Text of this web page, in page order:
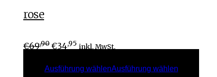
rose
€69,90 €34,95 inkl. MwSt.
Ausführung wählenAusführung wählen